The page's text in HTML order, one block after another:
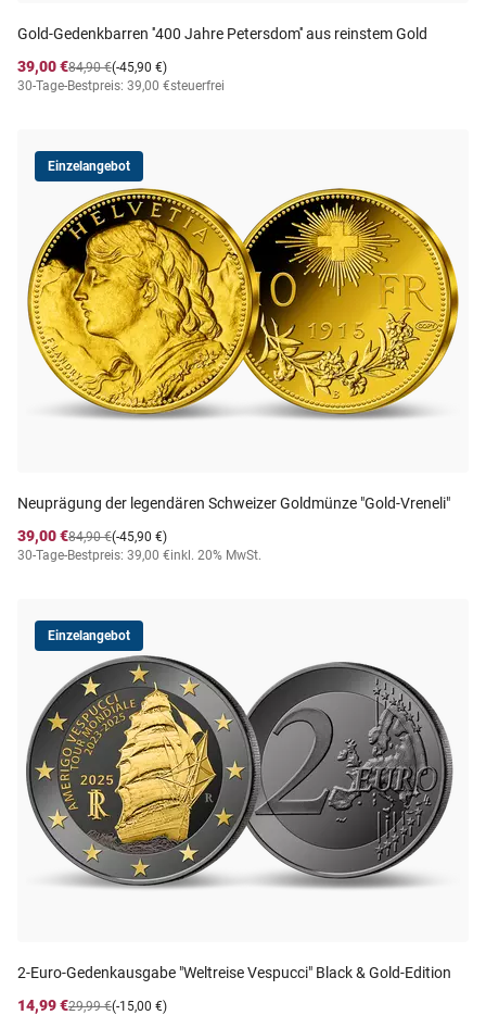
Gold-Gedenkbarren ''400 Jahre Petersdom'' aus reinstem Gold
39,00 €
(-45,90 €)
84,90 €
30-Tage-Bestpreis: 39,00 €steuerfrei
Einzelangebot
Neuprägung der legendären Schweizer Goldmünze "Gold-Vreneli"
39,00 €
(-45,90 €)
84,90 €
30-Tage-Bestpreis: 39,00 €inkl. 20% MwSt.
Einzelangebot
2-Euro-Gedenkausgabe "Weltreise Vespucci" Black & Gold-Edition
14,99 €
(-15,00 €)
29,99 €